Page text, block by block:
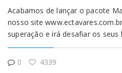
Acabamos de lançar o pacote
nosso site
superação e irá desafiar os
0 4339